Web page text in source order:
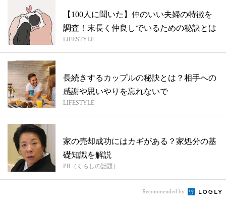
【100人に聞いた】仲のいい夫婦の特徴を
調査！末長く仲良しでいるための秘訣とは
LIFESTYLE
長続きするカップルの秘訣とは？相手への
感謝や思いやりを忘れないで
LIFESTYLE
家の売却成功にはカギがある？家処分の基
礎知識を解説
PR（くらしの話題）
Recommended by